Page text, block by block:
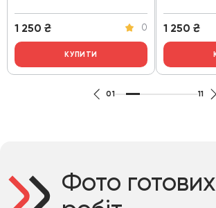
1 250 ₴ 0
КУПИТИ
1 250 ₴
01 11
Фото готових